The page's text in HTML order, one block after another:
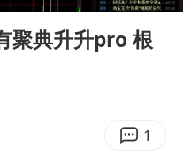
梁家辉：到内地拍戏不是北上是回归
内过夜被收150元
“不怕六爷挂得多 就怕六爷挂一颗”
聚典升升pro 根
1